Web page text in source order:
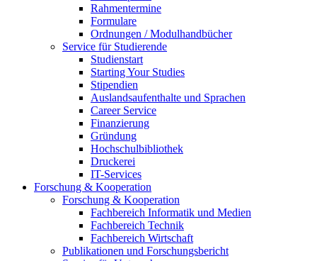
Rahmentermine
Formulare
Ordnungen / Modulhandbücher
Service für Studierende
Studienstart
Starting Your Studies
Stipendien
Auslandsaufenthalte und Sprachen
Career Service
Finanzierung
Gründung
Hochschulbibliothek
Druckerei
IT-Services
Forschung & Kooperation
Forschung & Kooperation
Fachbereich Informatik und Medien
Fachbereich Technik
Fachbereich Wirtschaft
Publikationen und Forschungsbericht